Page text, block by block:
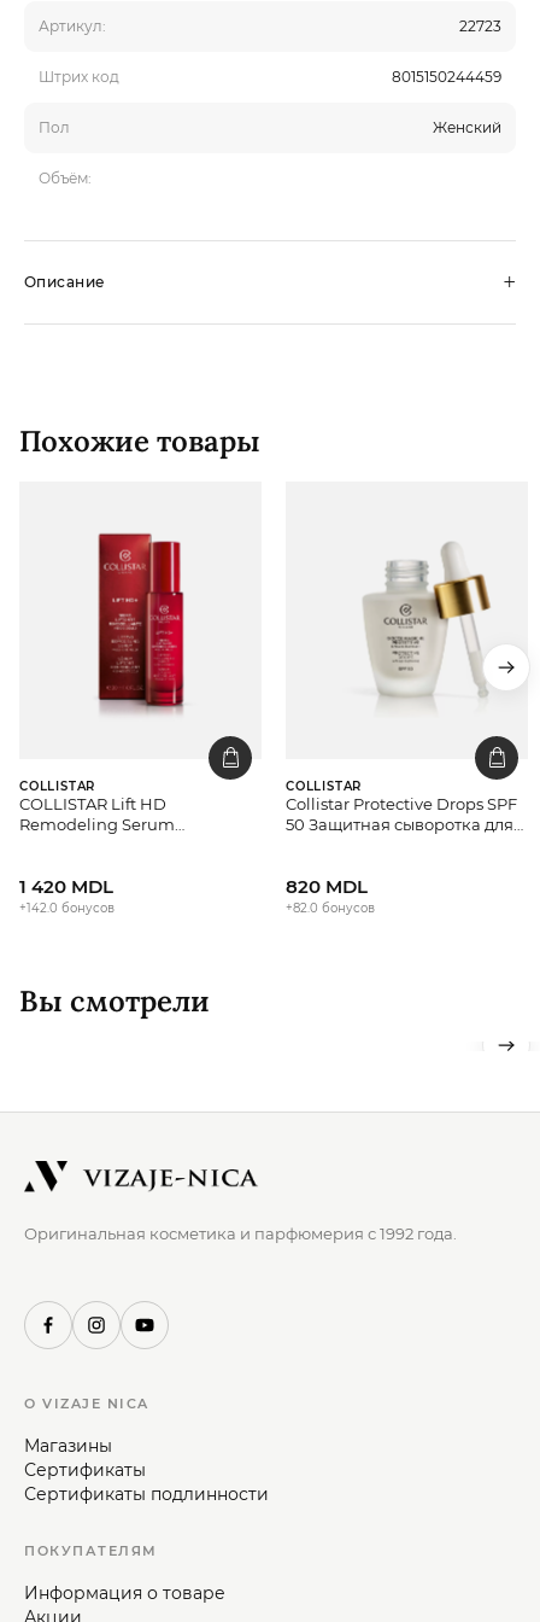
Артикул: 22723
Штрих код 8015150244459
Пол Женский
Объём:
Описание +
Похожие товары
COLLISTAR
COLLISTAR Lift HD
Remodeling Serum
1 420 MDL
+142.0 бонусов
COLLISTAR
Collistar Protective Drops SPF
50 Защитная сыворотка для
820 MDL
+82.0 бонусов
Вы смотрели
Оригинальная косметика и парфюмерия с 1992 года.
О VIZAJE NICA
Магазины
Сертификаты
Сертификаты подлинности
ПОКУПАТЕЛЯМ
Информация о товаре
Акции